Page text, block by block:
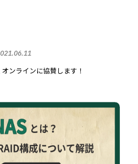
ンラインに協賛します！